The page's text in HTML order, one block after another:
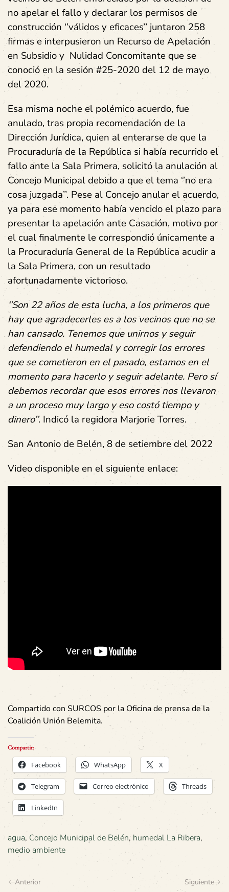
no apelar el fallo y declarar los permisos de
construcción ‘’válidos y eficaces’’ juntaron 258
firmas e interpusieron un Recurso de Apelación
en Subsidio y Nulidad Concomitante que se
conoció en la sesión #25-2020 del 12 de mayo
del 2020.
Esa misma noche el polémico acuerdo, fue
anulado, tras propia recomendación de la
Dirección Jurídica, quien al enterarse de que la
Procuraduría de la República si había recurrido el
fallo ante la Sala Primera, solicitó la anulación al
Concejo Municipal debido a que el tema ‘’no era
cosa juzgada’’. Pese al Concejo anular el acuerdo,
ya para ese momento había vencido el plazo para
presentar la apelación ante Casación, motivo por
el cual finalmente le correspondió únicamente a
la Procuraduría General de la República acudir a
la Sala Primera, con un resultado
afortunadamente victorioso.
‘’Son 22 años de esta lucha, a los primeros que
hay que agradecerles es a los vecinos que no se
han cansado. Tenemos que unirnos y seguir
defendiendo el humedal y corregir los errores
que se cometieron en el pasado, estamos en el
momento para hacerlo y seguir adelante. Pero sí
debemos recordar que esos errores nos llevaron
a un proceso muy largo y eso costó tiempo y
dinero’’. Indicó la regidora Marjorie Torres.
San Antonio de Belén, 8 de setiembre del 2022
Video disponible en el siguiente enlace:
Compartido con SURCOS por la Oficina de prensa de la
Coalición Unión Belemita.
Compartir:
Facebook WhatsApp X
Telegram Correo electrónico Threads
LinkedIn
agua, Concejo Municipal de Belén, humedal La Ribera,
medio ambiente
Anterior Siguiente